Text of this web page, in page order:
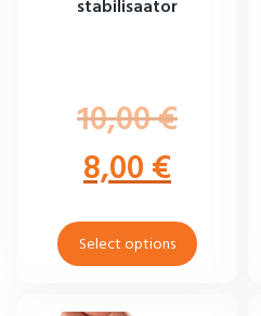
stabilisaator
10,00€
8,00€
Select options